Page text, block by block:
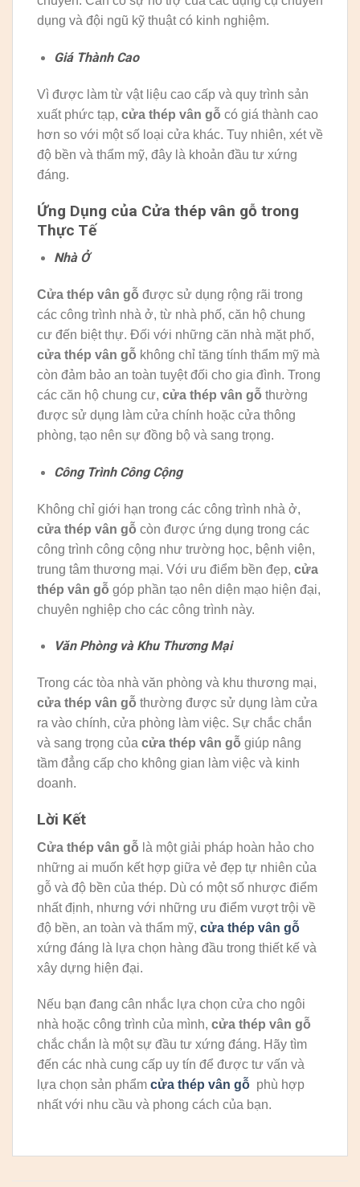
dụng và đội ngũ kỹ thuật có kinh nghiệm.
Giá Thành Cao
Vì được làm từ vật liệu cao cấp và quy trình sản
xuất phức tạp, cửa thép vân gỗ có giá thành cao
hơn so với một số loại cửa khác. Tuy nhiên, xét về
độ bền và thẩm mỹ, đây là khoản đầu tư xứng
đáng.
Ứng Dụng của Cửa thép vân gỗ trong
Thực Tế
Nhà Ở
Cửa thép vân gỗ được sử dụng rộng rãi trong
các công trình nhà ở, từ nhà phố, căn hộ chung
cư đến biệt thự. Đối với những căn nhà mặt phố,
cửa thép vân gỗ không chỉ tăng tính thẩm mỹ mà
còn đảm bảo an toàn tuyệt đối cho gia đình. Trong
các căn hộ chung cư, cửa thép vân gỗ thường
được sử dụng làm cửa chính hoặc cửa thông
phòng, tạo nên sự đồng bộ và sang trọng.
Công Trình Công Cộng
Không chỉ giới hạn trong các công trình nhà ở,
cửa thép vân gỗ còn được ứng dụng trong các
công trình công cộng như trường học, bệnh viện,
trung tâm thương mại. Với ưu điểm bền đẹp, cửa
thép vân gỗ góp phần tạo nên diện mạo hiện đại,
chuyên nghiệp cho các công trình này.
Văn Phòng và Khu Thương Mại
Trong các tòa nhà văn phòng và khu thương mại,
cửa thép vân gỗ thường được sử dụng làm cửa
ra vào chính, cửa phòng làm việc. Sự chắc chắn
và sang trọng của cửa thép vân gỗ giúp nâng
tầm đẳng cấp cho không gian làm việc và kinh
doanh.
Lời Kết
Cửa thép vân gỗ là một giải pháp hoàn hảo cho
những ai muốn kết hợp giữa vẻ đẹp tự nhiên của
gỗ và độ bền của thép. Dù có một số nhược điểm
nhất định, nhưng với những ưu điểm vượt trội về
độ bền, an toàn và thẩm mỹ, cửa thép vân gỗ
xứng đáng là lựa chọn hàng đầu trong thiết kế và
xây dựng hiện đại.
Nếu bạn đang cân nhắc lựa chọn cửa cho ngôi
nhà hoặc công trình của mình, cửa thép vân gỗ
chắc chắn là một sự đầu tư xứng đáng. Hãy tìm
đến các nhà cung cấp uy tín để được tư vấn và
lựa chọn sản phẩm cửa thép vân gỗ phù hợp
nhất với nhu cầu và phong cách của bạn.